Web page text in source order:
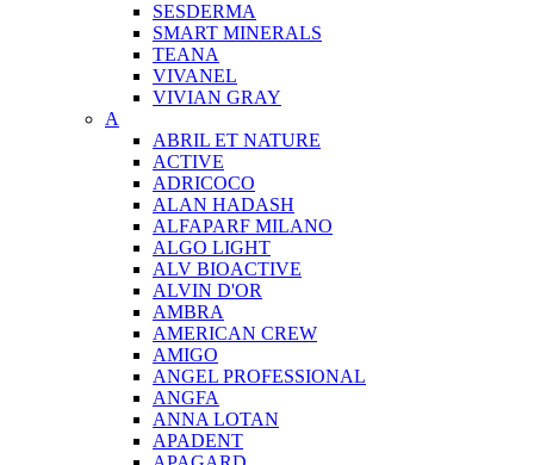
SESDERMA
SMART MINERALS
TEANA
VIVANEL
VIVIAN GRAY
A
ABRIL ET NATURE
ACTIVE
ADRICOCO
ALAN HADASH
ALFAPARF MILANO
ALGO LIGHT
ALV BIOACTIVE
ALVIN D'OR
AMBRA
AMERICAN CREW
AMIGO
ANGEL PROFESSIONAL
ANGFA
ANNA LOTAN
APADENT